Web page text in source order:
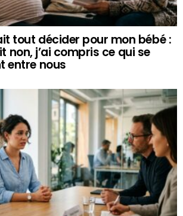
tout décider pour mon bébé :
non, j’ai compris ce qui se
entre nous